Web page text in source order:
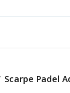
Scarpe Padel